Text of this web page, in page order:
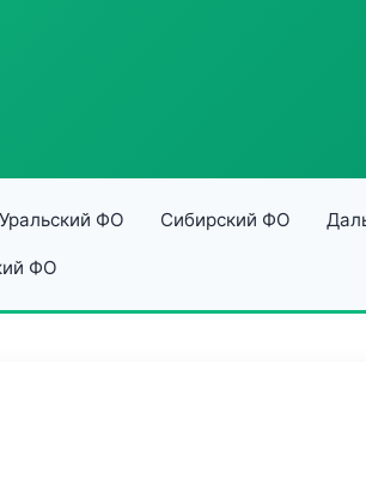
Уральский ФО Сибирский ФО
ФО